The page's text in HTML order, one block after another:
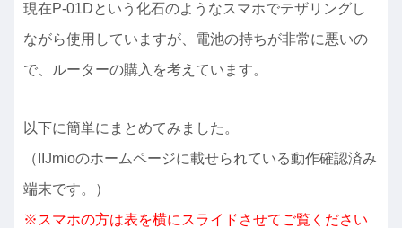
現在P-01Dという化石のようなスマホでテザリングし
ながら使用していますが、電池の持ちが非常に悪いの
で、ルーターの購入を考えています。
以下に簡単にまとめてみました。
（IIJmioのホームページに載せられている動作確認済み
端末です。）
※スマホの方は表を横にスライドさせてご覧ください